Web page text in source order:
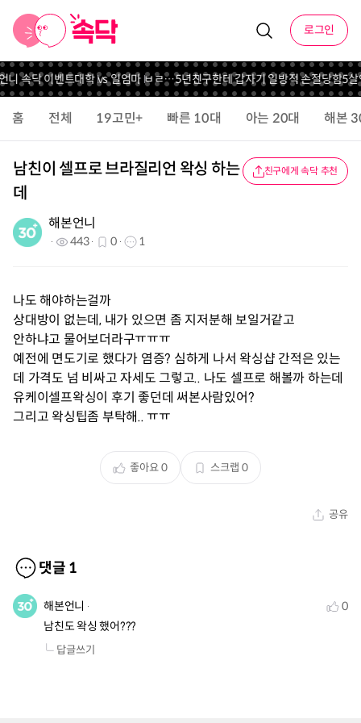
로그인
니 속닥 이벤트대학 vs 일엄마 ㅂㄹ…5년친구한테 갑자기 일방적 손절당함5살
홈 전체 19고민+ 빠른 10대 아는 20대 해본
남친이 셀프로 브라질리언 왁싱 하는
데
친구에게 속닥 추천
해본언니
443 0 1
나도 해야하는걸까
상대방이 없는데, 내가 있으면 좀 지저분해 보일거같고
안하냐고 물어보더라구ㅠㅠㅠ
예전에 면도기로 했다가 염증? 심하게 나서 왁싱샵 간적은 있는
데 가격도 넘 비싸고 자세도 그렇고.. 나도 셀프로 해볼까 하는데
유케이셀프왁싱이 후기 좋던데 써본사람있어?
그리고 왁싱팁좀 부탁해.. ㅠㅠ
좋아요0 스크랩 0
공유
댓글 1
해본언니
0
남친도 왁싱 했어???
답글쓰기